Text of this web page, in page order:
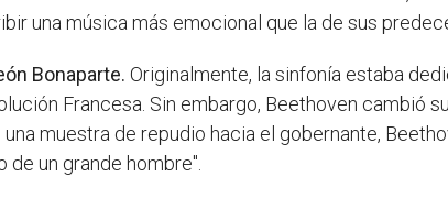
una música más emocional que la de sus
Bonaparte.Originalmente, la sinfonía estaba
Francesa. Sin embargo, Beethoven cambió
muestra de repudio hacia el gobernante,
un grande hombre".